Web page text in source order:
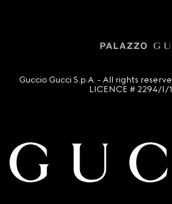
© 2016 - 2025 Guccio Gucci S.p.A. - All rights
LICENCE # 2294/I/